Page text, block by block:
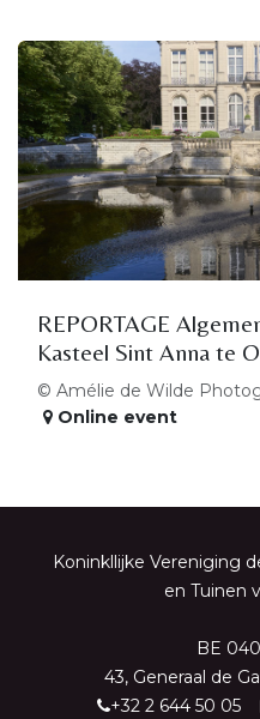
REPORTAGE
Kasteel Sint Anna te
© Amélie de Wilde
Online event
Koninkllijke Vereniging
en Tuinen
BE
43, Generaal de
+32 2 644 50 05